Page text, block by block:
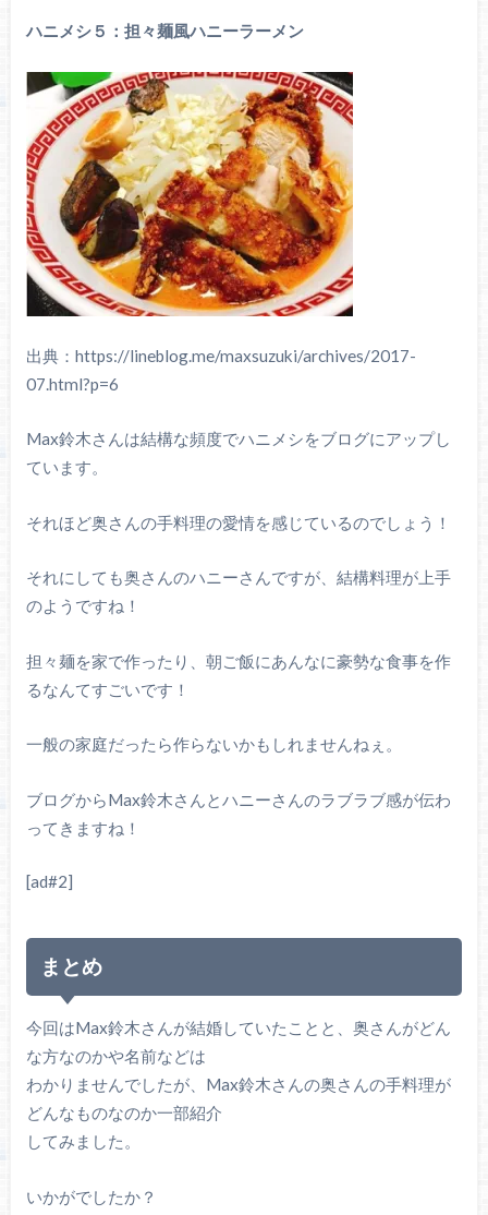
ハニメシ５：担々麺風ハニーラーメン
出典：https://lineblog.me/maxsuzuki/archives/2017-
07.html?p=6
Max鈴木さんは結構な頻度でハニメシをブログにアップし
ています。
それほど奥さんの手料理の愛情を感じているのでしょう！
それにしても奥さんのハニーさんですが、結構料理が上手
のようですね！
担々麺を家で作ったり、朝ご飯にあんなに豪勢な食事を作
るなんてすごいです！
一般の家庭だったら作らないかもしれませんねぇ。
ブログからMax鈴木さんとハニーさんのラブラブ感が伝わ
ってきますね！
[ad#2]
まとめ
今回はMax鈴木さんが結婚していたことと、奥さんがどん
な方なのかや名前などは
わかりませんでしたが、Max鈴木さんの奥さんの手料理が
どんなものなのか一部紹介
してみました。
いかがでしたか？